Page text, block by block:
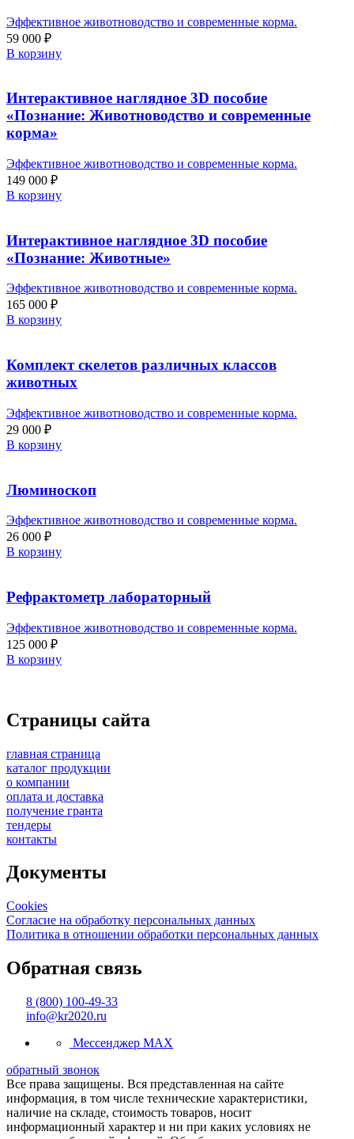
Эффективное животноводство и современные корма.
59 000 ₽
В корзину
Интерактивное наглядное 3D пособие
«Познание: Животноводство и современные
корма»
Эффективное животноводство и современные корма.
149 000 ₽
В корзину
Интерактивное наглядное 3D пособие
«Познание: Животные»
Эффективное животноводство и современные корма.
165 000 ₽
В корзину
Комплект скелетов различных классов
животных
Эффективное животноводство и современные корма.
29 000 ₽
В корзину
Люминоскоп
Эффективное животноводство и современные корма.
26 000 ₽
В корзину
Рефрактометр лабораторный
Эффективное животноводство и современные корма.
125 000 ₽
В корзину
Страницы сайта
главная страница
каталог продукции
о компании
оплата и доставка
получение гранта
тендеры
контакты
Документы
Cookies
Согласие на обработку персональных данных
Политика в отношении обработки персональных данных
Обратная связь
8 (800) 100-49-33
info@kr2020.ru
Мессенджер MAX
обратный звонок
Все права защищены. Вся представленная на сайте
информация, в том числе технические характеристики,
наличие на складе, стоимость товаров, носит
информационный характер и ни при каких условиях не